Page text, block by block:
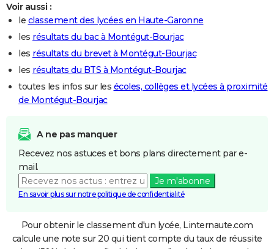
Voir aussi :
le classement des lycées en Haute-Garonne
les résultats du bac à Montégut-Bourjac
les résultats du brevet à Montégut-Bourjac
les résultats du BTS à Montégut-Bourjac
toutes les infos sur les écoles, collèges et lycées à proximité
de Montégut-Bourjac
A ne pas manquer
Recevez nos astuces et bons plans directement par e-
mail.
Je m'abonne
En savoir plus sur notre politique de confidentialité
Pour obtenir le classement d'un lycée, Linternaute.com
calcule une note sur 20 qui tient compte du taux de réussite